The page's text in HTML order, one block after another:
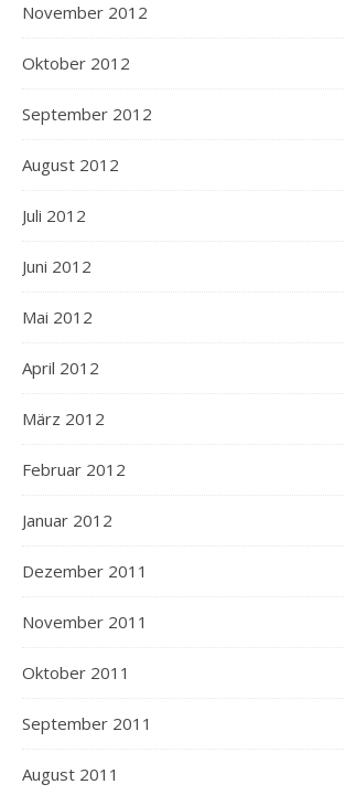
November 2012
Oktober 2012
September 2012
August 2012
Juli 2012
Juni 2012
Mai 2012
April 2012
März 2012
Februar 2012
Januar 2012
Dezember 2011
November 2011
Oktober 2011
September 2011
August 2011